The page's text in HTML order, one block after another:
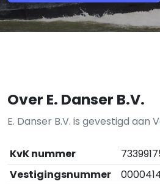
Over E. Danser B.V.
E. Danser B.V. is gevestigd aan
KvK nummer
Vestigingsnummer